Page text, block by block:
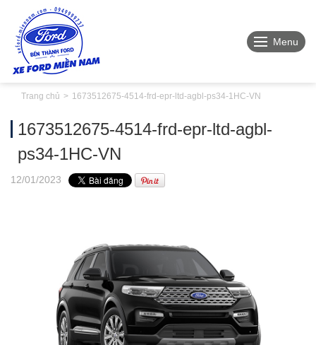
Menu
Trang chủ 1673512675-4514-frd-epr-ltd-agbl-ps34-1HC-VN
1673512675-4514-frd-epr-ltd-agbl-
ps34-1HC-VN
12/01/2023